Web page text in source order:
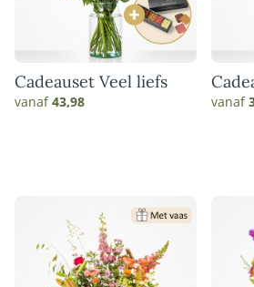
Cadeauset Veel liefs
vanaf43,98 vanaf